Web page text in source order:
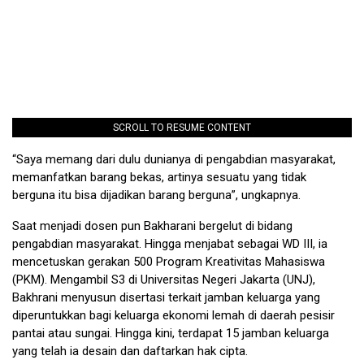
SCROLL TO RESUME CONTENT
“Saya memang dari dulu dunianya di pengabdian masyarakat,
memanfatkan barang bekas, artinya sesuatu yang tidak
berguna itu bisa dijadikan barang berguna”, ungkapnya.
Saat menjadi dosen pun Bakharani bergelut di bidang
pengabdian masyarakat. Hingga menjabat sebagai WD III, ia
mencetuskan gerakan 500 Program Kreativitas Mahasiswa
(PKM). Mengambil S3 di Universitas Negeri Jakarta (UNJ),
Bakhrani menyusun disertasi terkait jamban keluarga yang
diperuntukkan bagi keluarga ekonomi lemah di daerah pesisir
pantai atau sungai. Hingga kini, terdapat 15 jamban keluarga
yang telah ia desain dan daftarkan hak cipta.